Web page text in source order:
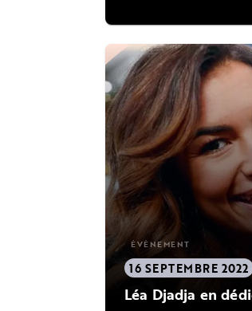
ÉVÈNEMENT
16 SEPTEMBRE 2022
Léa Djadja en